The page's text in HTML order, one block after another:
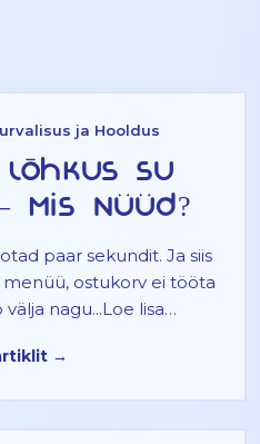
ja Hooldus
lõhkus su
mis nüüd?
paar sekundit. Ja siis
ostukorv ei tööta
nagu...Loe lisa…
→